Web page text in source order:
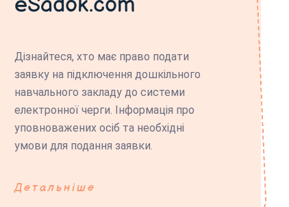
Дізнайтеся, хто має право подати
заявку на підключення дошкільного
навчального закладу до системи
електронної черги. Інформація про
уповноважених осіб та необхідні
умови для подання заявки.
Детальніше